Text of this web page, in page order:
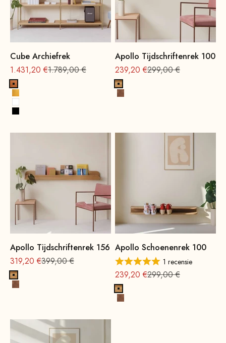
Cube Archiefrek
Aanbieding vanaf
1.431,20 €Normale
1.789,00 €
Koper
Goud
Wit
Zwart
Apollo Tijdschriftenrek 100
Aanbieding vanaf
239,20 €Normale
299,00 €
Eikenhout, naturel
Beukenhout, notenhoutbeits
Apollo Tijdschriftenrek 156
Aanbieding vanaf
319,20 €Normale
399,00 €
Eikenhout, naturel
Beukenhout, notenhoutbeits
Apollo Schoenenrek 100
1 recensie
Aanbieding vanaf
239,20 €Normale
299,00 €
Eikenhout, naturel
Beukenhout, notenhoutbeits